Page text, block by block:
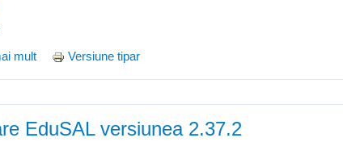
mult despre Situația privind elevii de etnie rromă din anul școlar
Versiune tipar
EduSAL versiunea 2.37.2